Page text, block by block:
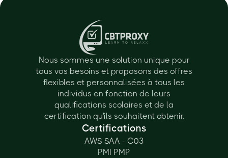
Nous sommes une solution unique pour
tous vos besoins et proposons des offres
flexibles et personnalisées à tous les
individus en fonction de leurs
qualifications scolaires et de la
certification qu'ils souhaitent obtenir.
Certifications
AWS SAA - C03
PMI PMP